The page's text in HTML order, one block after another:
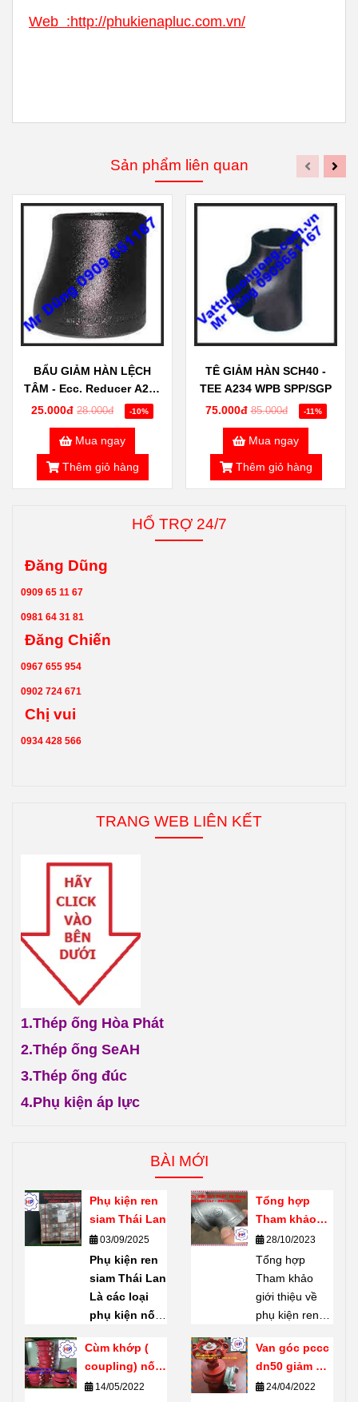
Web :http://phukienapluc.com.vn/
Sản phẩm liên quan
BẨU GIẢM HÀN LỆCH
TÂM - Ecc. Reducer A234
WPB
25.000đ 28.000đ -10%
Mua ngay
Thêm giỏ hàng
TÊ GIẢM HÀN SCH40 -
TEE A234 WPB SPP/SGP
75.000đ 85.000đ -11%
Mua ngay
Thêm giỏ hàng
HỔ TRỢ 24/7
Đăng Dũng
0909 65 11 67
0981 64 31 81
Đăng Chiến
0967 655 954
0902 724 671
Chị vui
0934 428 566
TRANG WEB LIÊN KẾT
1.Thép ống Hòa Phát
2.Thép ống SeAH
3.Thép ống đúc
4.Phụ kiện áp lực
BÀI MỚI
Phụ kiện ren
siam Thái Lan
03/09/2025
Phụ kiện ren
siam Thái Lan
Là các loại
phụ kiện nối
(threaded
fittings) do
thương hiệu
Tổng hợp
Tham khảo
giới thiệu về
phụ kiện ren
mạ kẽm
Shanxi Haili
Trung Quốc
28/10/2023
Tổng hợp
Tham khảo
giới thiệu về
phụ kiện ren
Shanxi Haili
Trung Quốc.
Phụ kiện ren
Cùm khớp (
coupling) nối
rãnh giá tốt
14/05/2022
Van góc pccc
dn50 giảm giá
thanh lý tại
24/04/2022